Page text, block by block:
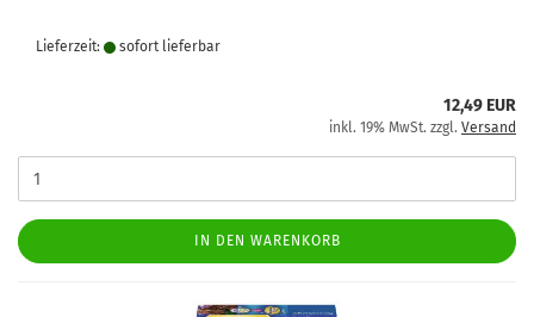
Lieferzeit: sofort lie­fer­bar
12,49 EUR
inkl. 19% MwSt. zzgl. Versand
IN DEN WARENKORB